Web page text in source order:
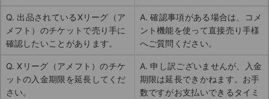
Q. 出品されているXリーグ（ア
メフト）のチケットで売り手に
確認したいことがあります。
A. 確認事項がある場合は、コメ
ント機能を使って直接売り手様
へご質問ください。
Q. Xリーグ（アメフト）のチケ
ットの入金期限を延長してくだ
さい。
A. 申し訳ございませんが、入金
期限は延長できかねます。お手
数ですがお支払いできるタイミ